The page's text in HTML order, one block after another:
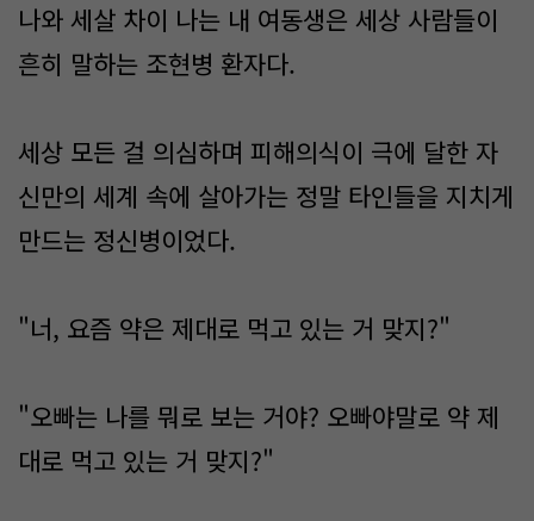
나와 세살 차이 나는 내 여동생은 세상 사람들이
흔히 말하는 조현병 환자다.
세상 모든 걸 의심하며 피해의식이 극에 달한 자
신만의 세계 속에 살아가는 정말 타인들을 지치게
만드는 정신병이었다.
"너, 요즘 약은 제대로 먹고 있는 거 맞지?"
"오빠는 나를 뭐로 보는 거야? 오빠야말로 약 제
대로 먹고 있는 거 맞지?"